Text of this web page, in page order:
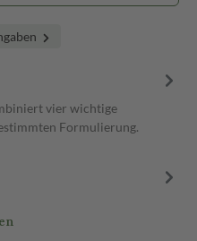
vier wichtige
Formulierung.